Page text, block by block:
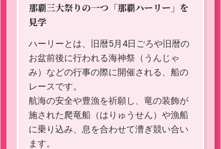
那覇三大祭りの一つ「那覇ハーリー」を
見学
ハーリーとは、旧暦5月4日ごろや旧暦の
お盆前後に行われる海神祭（うんじゃ
み）などの行事の際に開催される、船の
レースです。
航海の安全や豊漁を祈願し、竜の装飾が
施された爬竜船（はりゅうせん）や漁船
に乗り込み、息を合わせて漕ぎ競い合い
ます。